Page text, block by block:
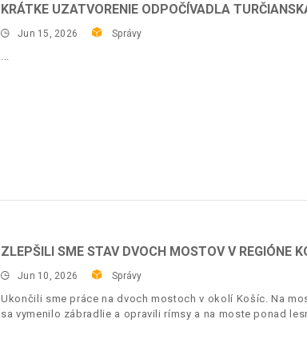
KRÁTKE UZATVORENIE ODPOČÍVADLA
Jun 15, 2026 Správy
ZLEPŠILI SME STAV DVOCH MOSTOV V REGIÓNE
Jun 10, 2026 Správy
Ukončili sme práce na dvoch mostoch v okolí Košíc. Na
sa vymenilo zábradlie a opravili rímsy a na moste ponad